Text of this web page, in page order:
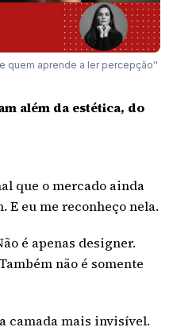
quem aprende a ler percepção''
além da estética, do
que o mercado ainda
E eu me reconheço nela.
é apenas designer.
não é somente
camada mais invisível.